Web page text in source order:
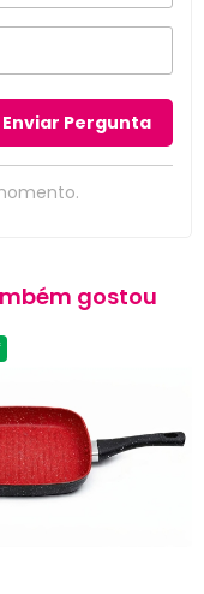
gostou